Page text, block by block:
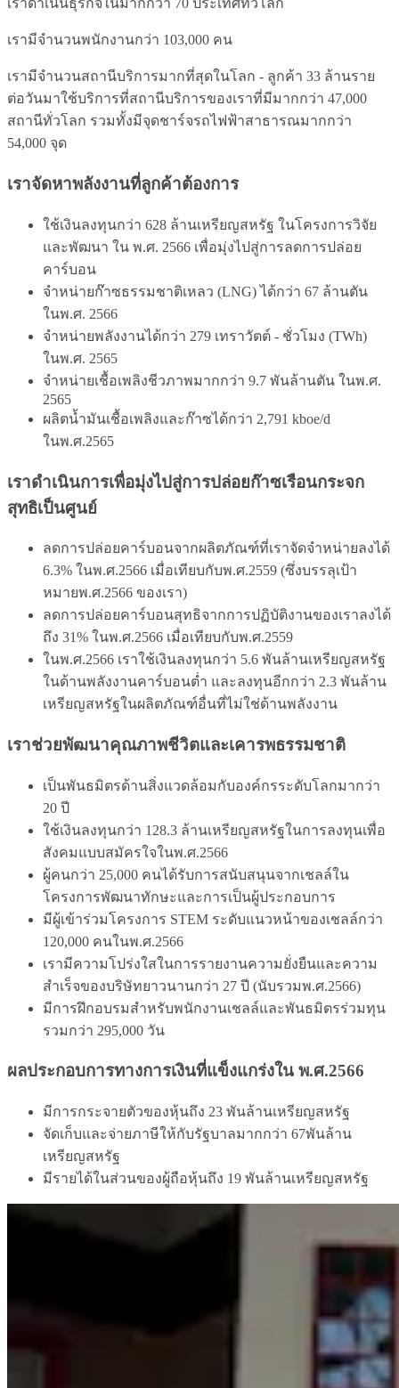
เราดำเนินธุรกิจในมากกว่า 70 ประเทศทั่วโลก
เรามีจำนวนพนักงานกว่า 103,000 คน
เรามีจำนวนสถานีบริการมากที่สุดในโลก - ลูกค้า 33 ล้านราย
ต่อวันมาใช้บริการที่สถานีบริการของเราที่มีมากกว่า 47,000
สถานีทั่วโลก รวมทั้งมีจุดชาร์จรถไฟฟ้าสาธารณมากกว่า
54,000 จุด
เราจัดหาพลังงานที่ลูกค้าต้องการ
ใช้เงินลงทุนกว่า 628 ล้านเหรียญสหรัฐ ในโครงการวิจัย
และพัฒนา ใน พ.ศ. 2566 เพื่อมุ่งไปสู่การลดการปล่อย
คาร์บอน
จำหน่ายก๊าซธรรมชาติเหลว (LNG) ได้กว่า 67 ล้านตัน
ในพ.ศ. 2566
จำหน่ายพลังงานได้กว่า 279 เทราวัตต์ - ชั่วโมง (TWh)
ในพ.ศ. 2565
จำหน่ายเชื้อเพลิงชีวภาพมากกว่า 9.7 พันล้านตัน ในพ.ศ.
2565
ผลิตน้ำมันเชื้อเพลิงและก๊าซได้กว่า 2,791 kboe/d
ในพ.ศ.2565
เราดำเนินการเพื่อมุ่งไปสู่การปล่อยก๊าซเรือนกระจก
สุทธิเป็นศูนย์
ลดการปล่อยคาร์บอนจากผลิตภัณฑ์ที่เราจัดจำหน่ายลงได้
6.3% ในพ.ศ.2566 เมื่อเทียบกับพ.ศ.2559 (ซึ่งบรรลุเป้า
หมายพ.ศ.2566 ของเรา)
ลดการปล่อยคาร์บอนสุทธิจากการปฏิบัติงานของเราลงได้
ถึง 31% ในพ.ศ.2566 เมื่อเทียบกับพ.ศ.2559
ในพ.ศ.2566 เราใช้เงินลงทุนกว่า 5.6 พันล้านเหรียญสหรัฐ
ในด้านพลังงานคาร์บอนต่ำ และลงทุนอีกกว่า 2.3 พันล้าน
เหรียญสหรัฐในผลิตภัณฑ์อื่นที่ไม่ใช่ด้านพลังงาน
เราช่วยพัฒนาคุณภาพชีวิตและเคารพธรรมชาติ
เป็นพันธมิตรด้านสิ่งแวดล้อมกับองค์กรระดับโลกมากว่า
20 ปี
ใช้เงินลงทุนกว่า 128.3 ล้านเหรียญสหรัฐในการลงทุนเพื่อ
สังคมแบบสมัครใจในพ.ศ.2566
ผู้คนกว่า 25,000 คนได้รับการสนับสนุนจากเชลล์ใน
โครงการพัฒนาทักษะและการเป็นผู้ประกอบการ
มีผู้เข้าร่วมโครงการ STEM ระดับแนวหน้าของเชลล์กว่า
120,000 คนในพ.ศ.2566
เรามีความโปร่งใสในการรายงานความยั่งยืนและความ
สำเร็จของบริษัทยาวนานกว่า 27 ปี (นับรวมพ.ศ.2566)
มีการฝึกอบรมสําหรับพนักงานเชลล์และพันธมิตรร่วมทุน
รวมกว่า 295,000 วัน
ผลประกอบการทางการเงินที่แข็งแกร่งใน พ.ศ.2566
มีการกระจายตัวของหุ้นถึง 23 พันล้านเหรียญสหรัฐ
จัดเก็บและจ่ายภาษีให้กับรัฐบาลมากกว่า 67พันล้าน
เหรียญสหรัฐ
มีรายได้ในส่วนของผู้ถือหุ้นถึง 19 พันล้านเหรียญสหรัฐ